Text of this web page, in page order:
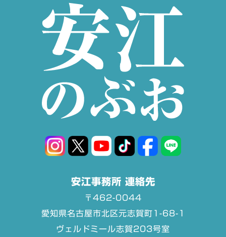
安江事務所 連絡先
〒462-0044
愛知県名古屋市北区元志賀町1-68-1
ヴェルドミール志賀203号室